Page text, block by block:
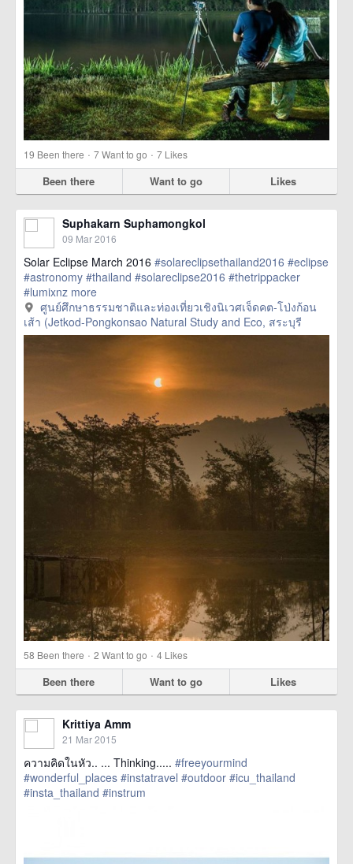
19 Been there · 7Want to go · 7 Likes
Been there Want to go Likes
Suphakarn Suphamongkol
09 Mar 2016
Solar Eclipse March 2016 #solareclipsethailand2016 #eclipse
#astronomy #thailand #solareclipse2016 #thetrippacker
#lumixnz more
ศูนย์ศึกษาธรรมชาติและท่องเที่ยวเชิงนิเวศเจ็ดคต-โป่งก้อน
เส้า (Jetkod-Pongkonsao Natural Study and Eco, สระบุรี
58 Been there · 2 Want to go · 4 Likes
Been there Want to go Likes
Krittiya Amm
21 Mar 2015
ความคิดในหัว.. ... Thinking..... #freeyourmind
#wonderful_places #instatravel #outdoor #icu_thailand
#insta_thailand #instrum